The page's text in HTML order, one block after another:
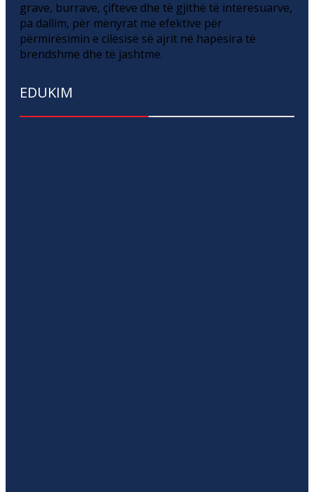
grave, burrave, çifteve dhe të gjithë të interesuarve,
pa dallim, për mënyrat më efektive për
përmirësimin e cilësisë së ajrit në hapësira të
brendshme dhe të jashtme.
EDUKIM